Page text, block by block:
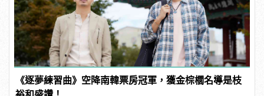
《逐夢練習曲》空降南韓票房冠軍，獲金棕櫚名導是枝